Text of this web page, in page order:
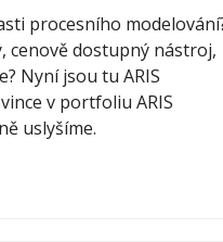
procesního
cenově dostupný nástroj,
Nyní jsou tu ARIS
v portfoliu ARIS
uslyšíme.